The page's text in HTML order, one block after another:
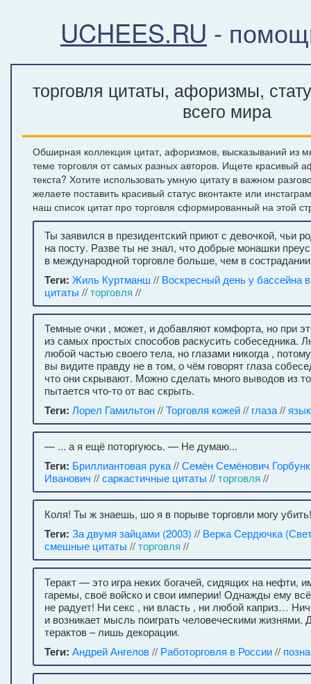
UCHEES.RU -
торговля цитаты, афоризмы,
всего мира
Обширная коллекция цитат, афоризмов, высказываний из
теме торговля от самых разных авторов. Ищете красивый
текста? Хотите использовать умную цитату в важном
желаете поставить красивый статус вконтакте или
наш список цитат про торговля сформированный на этой
Ты заявился в президентский приют с девочкой, чьи
на посту. Разве ты не знал, что добрые монашки
в международной торговле больше, чем в
Теги: Жиль Куртманш // Воскресный день у бассейна
цитаты //торговля //
Темные очки , может, и добавляют комфорта, но при
из самых простых способов раскусить собеседника.
любой частью своего тела, но глазами никогда ,
вы видите правду не в том, о чём говорят глаза
что они скрывают. Можно сделать много выводов из
пытается что-то от вас скрыть.
Теги: Лорел Гамильтон//Торговля кожей// глаза//язык
— ... а я ещё поторгуюсь. — Не думаю...
Теги: Бриллиантовая рука//Семён Семёнович
Иванович //саркастичные цитаты //торговля //
Коля! Ты ж знаешь, шо я в порыве торговли могу убить!
Теги: За двумя зайцами (2003) // Верка Сердючка
смешные цитаты //торговля //
Теракт — это игра неких богачей, сидящих на нефти,
гаремы, своё войско и свои империи! Однажды ему
не радует! Ни секс , ни власть , ни любой каприз…
и возникает мысль поиграть человеческими жизнями.
терактов – лишь декорации.
Теги: Андрей Ангелов// Работорговля в России//